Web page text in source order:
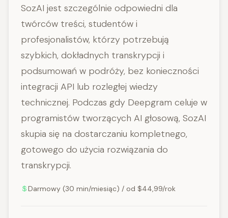
SozAI jest szczególnie odpowiedni dla
twórców treści, studentów i
profesjonalistów, którzy potrzebują
szybkich, dokładnych transkrypcji i
podsumowań w podróży, bez konieczności
integracji API lub rozległej wiedzy
technicznej. Podczas gdy Deepgram celuje w
programistów tworzących AI głosową, SozAI
skupia się na dostarczaniu kompletnego,
gotowego do użycia rozwiązania do
transkrypcji.
Darmowy (30 min/miesiąc) / od $44,99/rok